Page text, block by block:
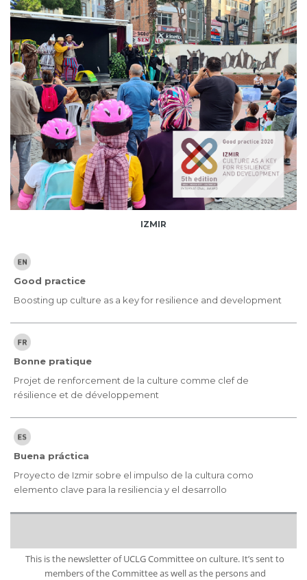
IZMIR
Good practice
Boosting up culture as a key for resilience and development
Bonne pratique
Projet de renforcement de la culture comme clef de
résilience et de développement
Buena práctica
Proyecto de Izmir sobre el impulso de la cultura como
elemento clave para la resiliencia y el desarrollo
This is the newsletter of UCLG Committee on culture. It’s sent to
members of the Committee as well as the persons and